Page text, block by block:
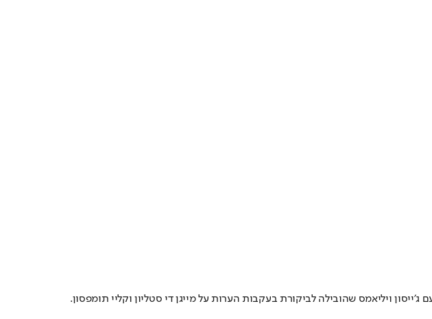
ויליאמס שהובילה לביקורת בעקבות הערות על מייגן די סטליון וקליי תומפסון.